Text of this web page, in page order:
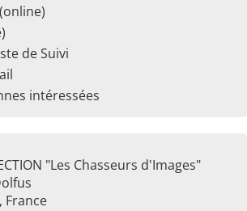
de Suivi
intéressées
"Les Chasseurs d'Images"
France